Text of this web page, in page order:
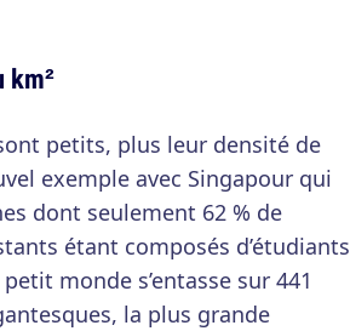
km²
petits, plus leur densité de
exemple avec Singapour qui
dont seulement 62 % de
étant composés d’étudiants
monde s’entasse sur 441
la plus grande